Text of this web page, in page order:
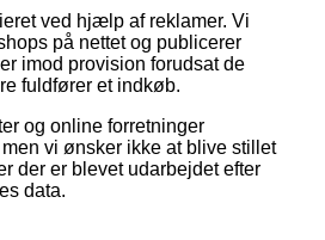
ved hjælp af reklamer. Vi
på nettet og publicerer
imod provision forudsat de
fuldfører et indkøb.
og online forretninger
vi ønsker ikke at blive stillet
der er blevet udarbejdet efter
data.